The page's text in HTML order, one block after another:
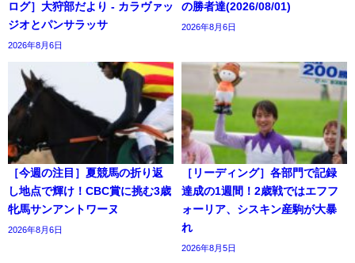
ログ］大狩部だより - カラヴァッ
ジオとパンサラッサ
2026年8月6日
の勝者達(2026/08/01)
2026年8月6日
［今週の注目］夏競馬の折り返
し地点で輝け！CBC賞に挑む3歳
牝馬サンアントワーヌ
2026年8月6日
［リーディング］各部門で記録
達成の1週間！2歳戦ではエフフ
ォーリア、シスキン産駒が大暴
れ
2026年8月5日